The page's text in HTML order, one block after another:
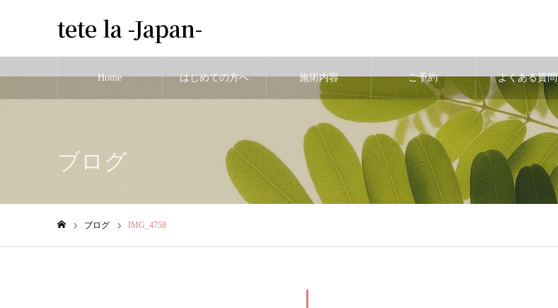
tete la -Japan-
Home はじめての方へ 施術内容 ご予約 よくある質問
/home/tetelaa/tetela-hari.com/public_html/wp-content/themes/noel_tcd072/single.phpon line
ブログ
ブログ IMG_4758